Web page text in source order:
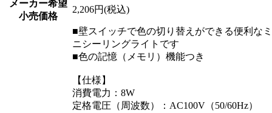
メーカー希望
小売価格
2,206円(税込)
■壁スイッチで色の切り替えができる便利なミ
ニシーリングライトです
■色の記憶（メモリ）機能つき
【仕様】
消費電力：8W
定格電圧（周波数）：AC100V（50/60Hz）